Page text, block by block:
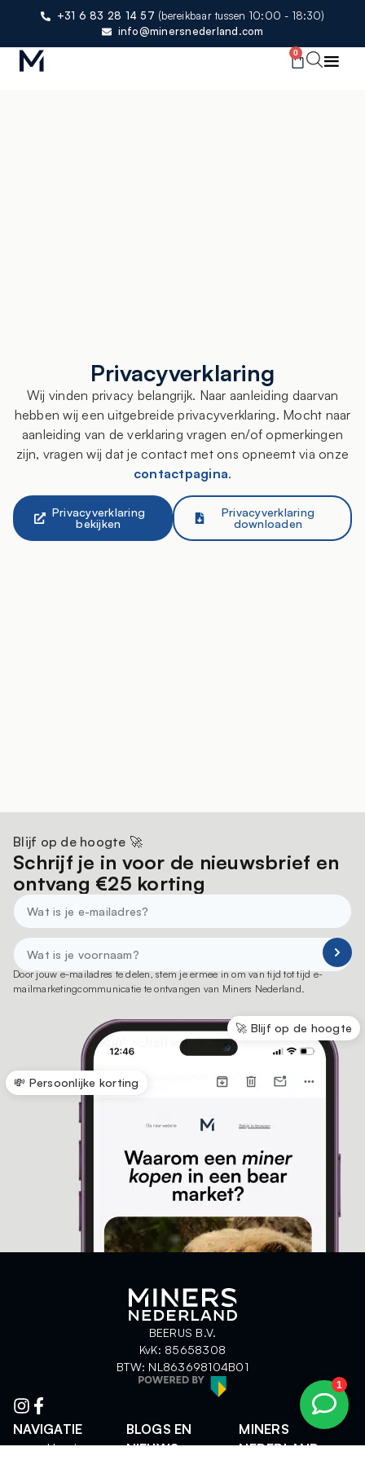
+31 6 83 28 14 57 (bereikbaar tussen 10:00 - 18:30)
info@minersnederland.com
0
Privacyverklaring
Wij vinden privacy belangrijk. Naar aanleiding daarvan
hebben wij een uitgebreide privacyverklaring. Mocht naar
aanleiding van de verklaring vragen en/of opmerkingen
zijn, vragen wij dat je contact met ons opneemt via onze
contactpagina.
Privacyverklaring
bekijken
Privacyverklaring
downloaden
Blijf op de hoogte 🚀
Schrijf je in voor de nieuwsbrief en
ontvang €25 korting
Door jouw e-mailadres te delen, stem je ermee in om van tijd tot tijd e-
mailmarketingcommunicatie te ontvangen van Miners Nederland.
💸 Persoonlijke korting
🚀 Blijf op de hoogte
BEERUS B.V.
KvK: 85658308
BTW: NL863698104B01
NAVIGATIE
Hosting
BLOGS EN
NIEUWS
MINERS
NEDERLAND